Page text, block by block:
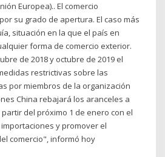
Europea).. El comercio
su grado de apertura. El caso más
situación en la que el país en
forma de comercio exterior.
de 2018 y octubre de 2019 el
restrictivas sobre las
por miembros de la organización
China rebajará los aranceles a
del próximo 1 de enero con el
y promover el
comercio", informó hoy